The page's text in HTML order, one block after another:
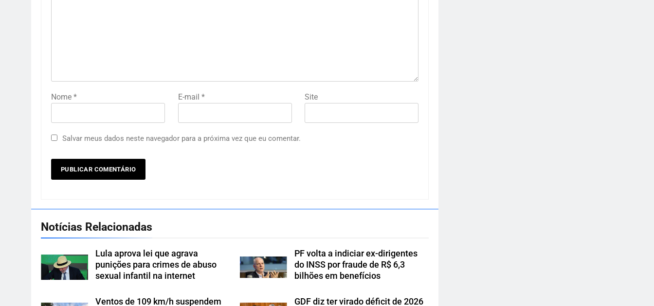
Nome * E-mail * Site
Salvar meus dados neste navegador para a próxima vez que eu comentar.
Notícias Relacionadas
Lula aprova lei que agrava
punições para crimes de abuso
sexual infantil na internet
PF volta a indiciar ex-dirigentes
do INSS por fraude de R$ 6,3
bilhões em benefícios
Ventos de 109 km/h suspendem GDF diz ter virado déficit de 2026